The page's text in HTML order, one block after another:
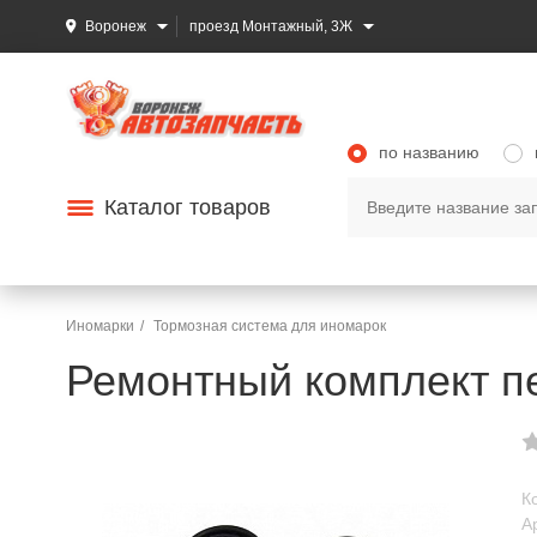
Воронеж проезд Монтажный, 3Ж
Каталог товаров
по названию
Иномарки Тормозная система для иномарок
Ремонтный комплект